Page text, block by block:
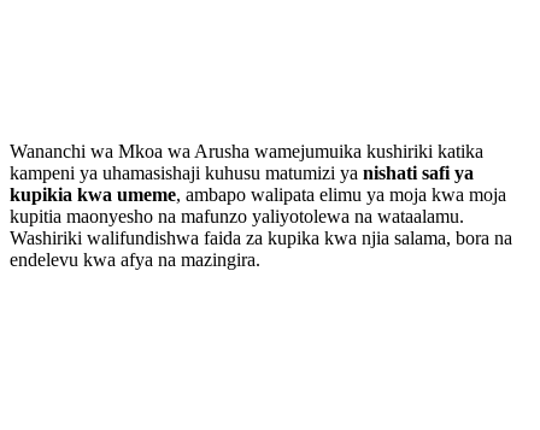
Wananchi wa Mkoa wa Arusha wamejumuika kushiriki katika
kampeni ya uhamasishaji kuhusu matumizi ya nishati safi ya
kupikia kwa umeme, ambapo walipata elimu ya moja kwa moja
kupitia maonyesho na mafunzo yaliyotolewa na wataalamu.
Washiriki walifundishwa faida za kupika kwa njia salama, bora na
endelevu kwa afya na mazingira.